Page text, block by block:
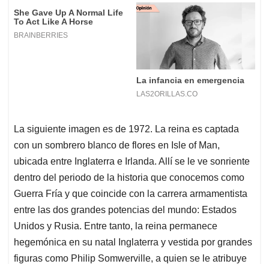
La siguiente imagen es de 1972. La reina es captada
con un sombrero blanco de flores en Isle of Man,
ubicada entre Inglaterra e Irlanda. Allí se le ve sonriente
dentro del periodo de la historia que conocemos como
Guerra Fría y que coincide con la carrera armamentista
entre las dos grandes potencias del mundo: Estados
Unidos y Rusia. Entre tanto, la reina permanece
hegemónica en su natal Inglaterra y vestida por grandes
figuras como Philip Somwerville, a quien se le atribuye